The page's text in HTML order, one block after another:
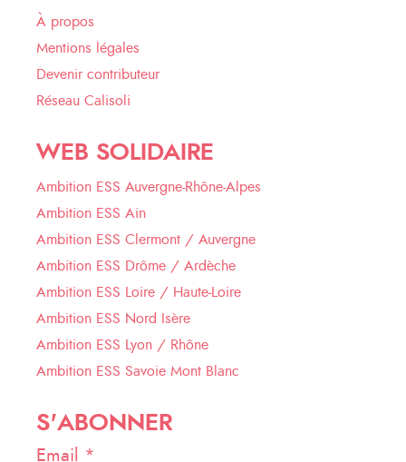
À propos
Mentions légales
Devenir contributeur
Réseau Calisoli
WEB SOLIDAIRE
Ambition ESS Auvergne-Rhône-Alpes
Ambition ESS Ain
Ambition ESS Clermont / Auvergne
Ambition ESS Drôme / Ardèche
Ambition ESS Loire / Haute-Loire
Ambition ESS Nord Isère
Ambition ESS Lyon / Rhône
Ambition ESS Savoie Mont Blanc
S'ABONNER
Email *